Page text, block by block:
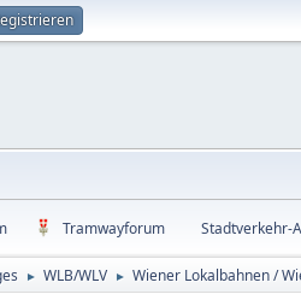
Tramwayforum Stadtverkehr-
► WLB/WLV ► Wiener Lokalbahnen /